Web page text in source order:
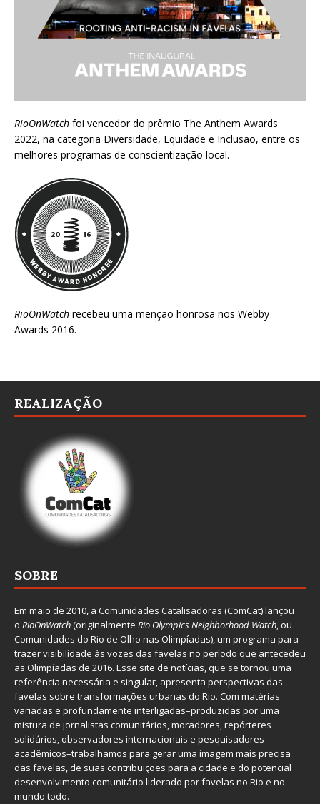
RioOnWatch foi vencedor do prêmio The Anthem Awards
2022, na categoria Diversidade, Equidade e Inclusão, entre os
melhores programas de conscientização local.
RioOnWatch recebeu uma menção honrosa nos Webby
Awards 2016.
REALIZAÇÃO
SOBRE
Em maio de 2010, a Comunidades Catalisadoras (ComCat) lançou
o RioOnWatch(originalmente Rio Olympics Neighborhood Watch, ou
Comunidades do Rio de Olho nas Olimpíadas), um programa para
trazer visibilidade às vozes das favelas no período que antecedeu
as Olimpíadas de 2016. Esse site de notícias, que se tornou uma
referência necessária e singular, apresenta perspectivas das
favelas sobre transformações urbanas do Rio. Com matérias
variadas e profundamente interligadas–produzidas por uma
mistura de jornalistas comunitários, moradores, repórteres
solidários, observadores internacionais e pesquisadores
acadêmicos–trabalhamos para gerar uma imagem mais precisa
das favelas, de suas contribuições para a cidade e do potencial
desenvolvimento comunitário liderado por favelas no Rio e no
mundo todo.